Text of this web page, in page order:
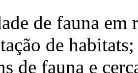
de fauna em
de habitats;
de fauna e